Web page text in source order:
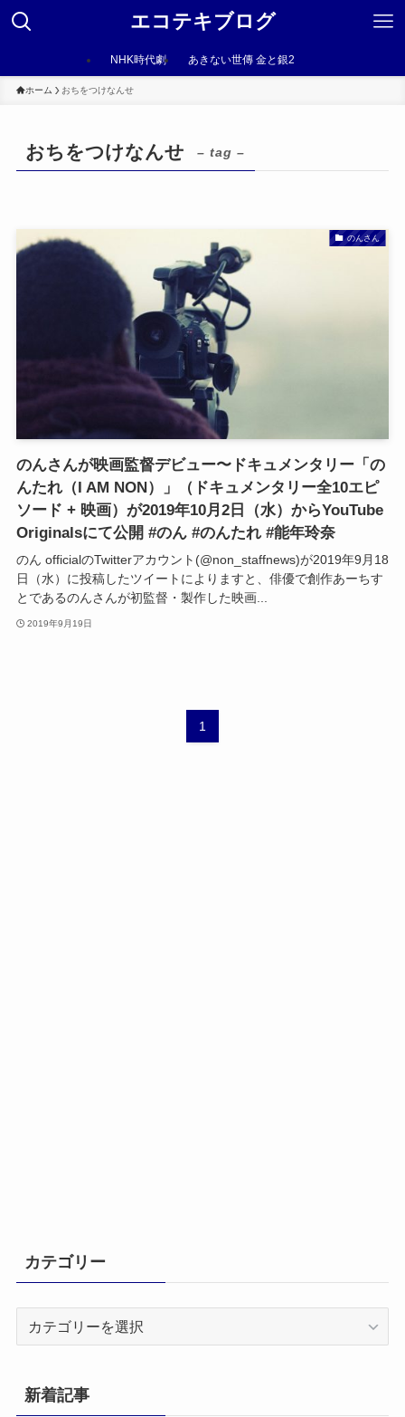
エコテキブログ
NHK時代劇 あきない世傳 金と銀2
ホーム おちをつけなんせ
おちをつけなんせ – tag –
のんさん
のんさんが映画監督デビュー〜ドキュメンタリー「の
んたれ（I AM NON）」（ドキュメンタリー全10エピ
ソード + 映画）が2019年10月2日（水）からYouTube
Originalsにて公開 #のん #のんたれ #能年玲奈
のん officialのTwitterアカウント(@non_staffnews)が2019年9月18
日（水）に投稿したツイートによりますと、俳優で創作あーちす
とであるのんさんが初監督・製作した映画...
2019年9月19日
1
カテゴリー
リ
ー
新着記事